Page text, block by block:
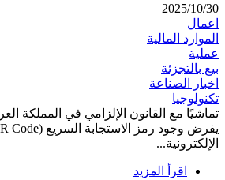
2025/10/30
اعمال
الموارد المالية
عملية
بيع بالتجزئة
اخبار الصناعة
تكنولوجيا
تماشيًا مع القانون الإلزامي في المملكة
الإلكترونية...
اقرأ المزيد